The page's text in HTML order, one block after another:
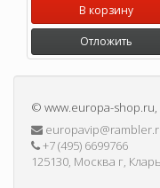
В корзину
Отложить
© www.europa-shop.ru
+7 (495) 6699766
125130, Москва г,